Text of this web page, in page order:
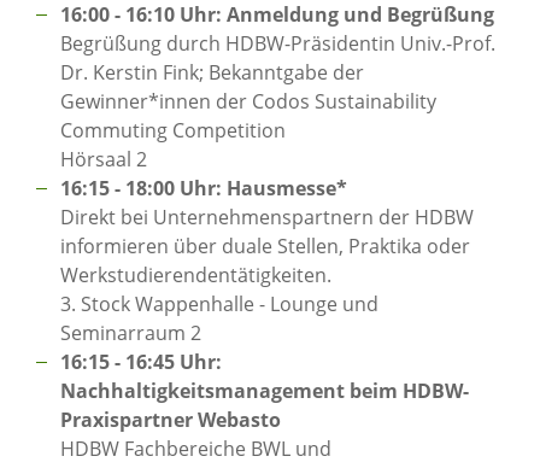
16:00 - 16:10 Uhr: Anmeldung und Begrüßung
Begrüßung durch HDBW-Präsidentin Univ.-Prof.
Dr. Kerstin Fink; Bekanntgabe der
Gewinner*innen der Codos Sustainability
Commuting Competition
Hörsaal 2
16:15 - 18:00 Uhr: Hausmesse*
Direkt bei Unternehmenspartnern der HDBW
informieren über duale Stellen, Praktika oder
Werkstudierendentätigkeiten.
3. Stock Wappenhalle - Lounge und
Seminarraum 2
16:15 - 16:45 Uhr:
Nachhaltigkeitsmanagement beim HDBW-
Praxispartner Webasto
HDBW Fachbereiche BWL und